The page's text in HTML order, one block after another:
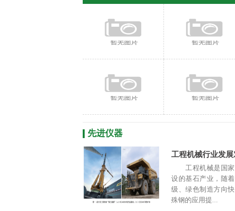
先进仪器
工程机械行业发
工程机械是国家
设的基石产业，随
级、绿色制造方向
殊钢的应用提...